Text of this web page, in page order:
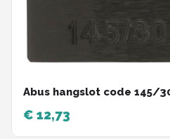
Abus hangslot code 145/
€ 12,73